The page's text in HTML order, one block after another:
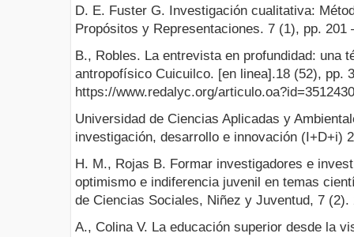
D. E. Fuster G. Investigación cualitativa:
Propósitos y Representaciones. 7 (1), pp. 201
B., Robles. La entrevista en profundidad: una
antropofísico Cuicuilco. [en linea].18 (52), pp.
https://www.redalyc.org/
Universidad de Ciencias Aplicadas y
investigación, desarrollo e innovación (I+D+i)
H. M., Rojas B. Formar investigadores e
optimismo e indiferencia juvenil en temas
de Ciencias Sociales, Niñez y Juventud, 7 (2).
A., Colina V. La educación superior desde la